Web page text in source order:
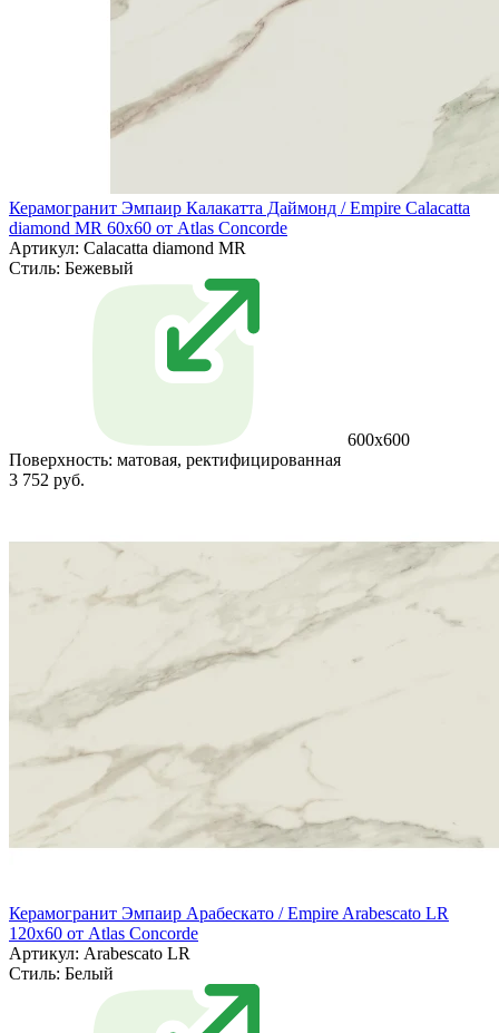
Керамогранит Эмпаир Калакатта Даймонд / Empire Calacatta
diamond MR 60x60 от Atlas Concorde
Артикул: Calacatta diamond MR
Стиль: Бежевый
600x600
Поверхность: матовая, ректифицированная
3 752 руб.
Керамогранит Эмпаир Арабескато / Empire Arabescato LR
120x60 от Atlas Concorde
Артикул: Arabescato LR
Стиль: Белый